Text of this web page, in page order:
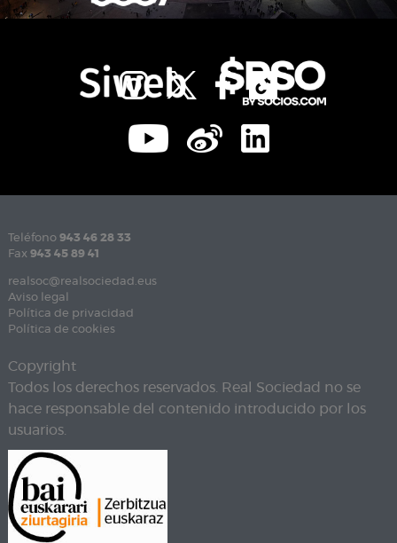
Teléfono 943 46 28 33
Fax 943 45 89 41
realsoc@realsociedad.eus
Aviso legal
Política de privacidad
Política de cookies
Copyright
Todos los derechos reservados. Real Sociedad no se
hace responsable del contenido introducido por los
usuarios.